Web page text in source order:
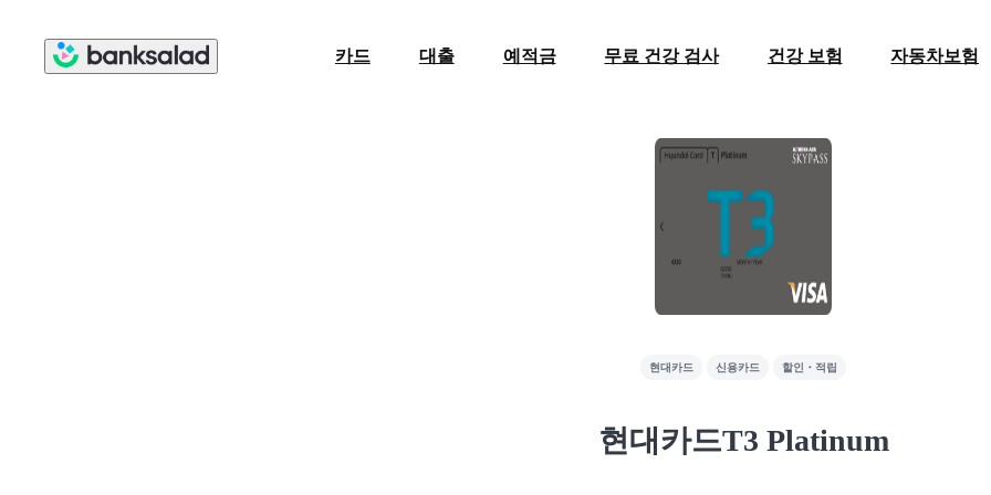
카드 대출 예적금 무료 건강 검사 건강 보험 자동차보험
현대카드 신용카드 할인・적립
현대카드T3 Platinum